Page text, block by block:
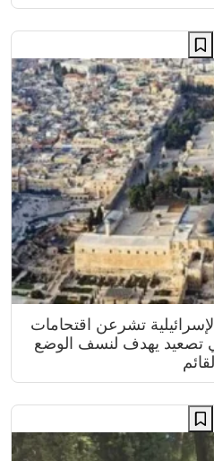
تشرعن اقتحامات
تصعيد يهدف لنسف الوضع